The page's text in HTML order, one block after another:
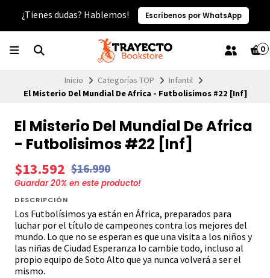
¿Tienes dudas? Hablemos! Escríbenos por WhatsApp
0
Inicio Categorías TOP
Infantil
El Misterio Del Mundial De Africa - Futbolisimos #22 [Inf]
El Misterio Del Mundial De Africa
- Futbolisimos #22 [Inf]
$13.592 $16.990
Guardar20% en este producto!
DESCRIPCIÓN
Los Futbolísimos ya están en África, preparados para
luchar por el título de campeones contra los mejores del
mundo. Lo que no se esperan es que una visita a los niños y
las niñas de Ciudad Esperanza lo cambie todo, incluso al
propio equipo de Soto Alto que ya nunca volverá a ser el
mismo.